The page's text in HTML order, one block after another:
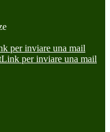
per inviare una mail
Link per inviare una mail